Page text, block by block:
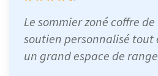
Le sommier zoné coffre
soutien personnalisé tout
un grand espace de